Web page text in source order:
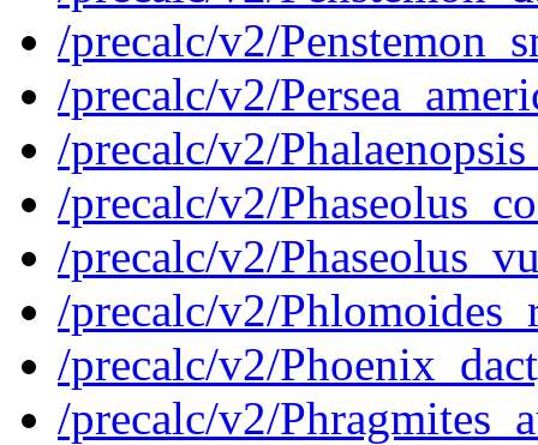
/precalc/v2/
/precalc/v2/
/precalc/v2/
/precalc/v2/
/precalc/v2/
/precalc/v2/
/precalc/v2/
/precalc/v2/